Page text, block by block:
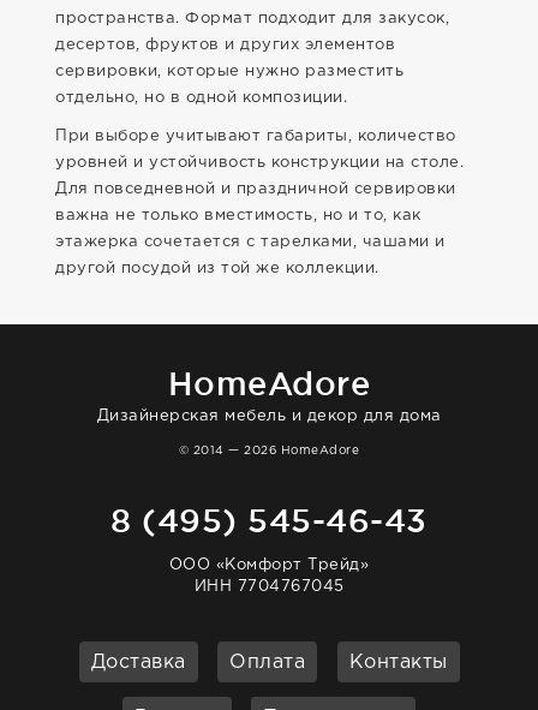
пространства. Формат подходит для закусок,
десертов, фруктов и других элементов
сервировки, которые нужно разместить
отдельно, но в одной композиции.
При выборе учитывают габариты, количество
уровней и устойчивость конструкции на столе.
Для повседневной и праздничной сервировки
важна не только вместимость, но и то, как
этажерка сочетается с тарелками, чашами и
другой посудой из той же коллекции.
HomeAdore
Дизайнерская мебель и декор для дома
© 2014 — 2026 HomeAdore
8 (495) 545-46-43
ООО «Комфорт Трейд»
ИНН 7704767045
Доставка Оплата Контакты